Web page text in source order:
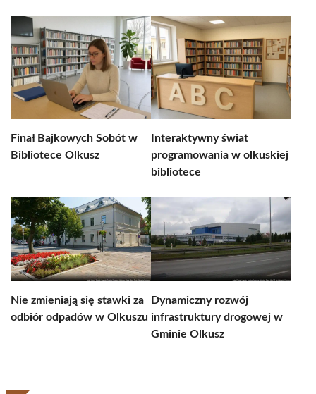
Finał Bajkowych Sobót w
Bibliotece Olkusz
Interaktywny świat
programowania w olkuskiej
bibliotece
Nie zmieniają się stawki za
odbiór odpadów w Olkuszu
Dynamiczny rozwój
infrastruktury drogowej w
Gminie Olkusz